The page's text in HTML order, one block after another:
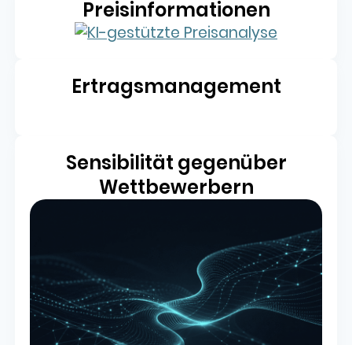
Preisinformationen
Ertragsmanagement
Sensibilität gegenüber
Wettbewerbern